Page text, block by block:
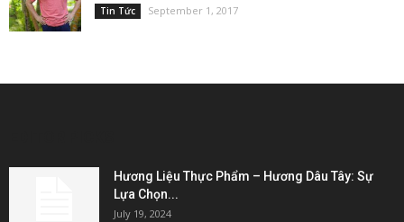
Tin Tức September 1, 2017
Hương Liệu Thực Phẩm – Hương Dâu Tây: Sự
Lựa Chọn...
July 19, 2024